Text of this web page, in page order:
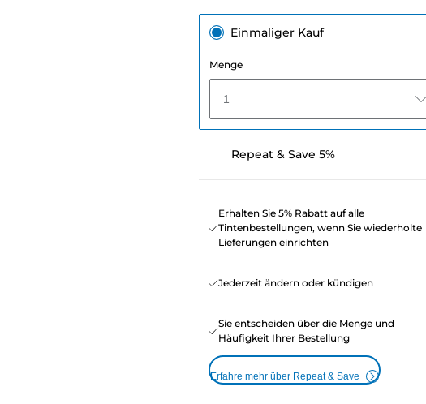
Einmaliger Kauf
Menge
1
Repeat & Save 5%
Erhalten Sie 5% Rabatt auf alle
Tintenbestellungen, wenn Sie wiederholte
Lieferungen einrichten
Jederzeit ändern oder kündigen
Sie entscheiden über die Menge und
Häufigkeit Ihrer Bestellung
Erfahre mehr über Repeat & Save